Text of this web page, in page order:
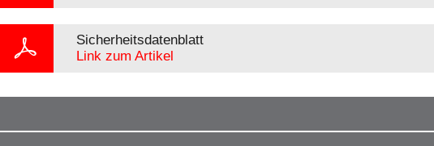
Sicherheitsdatenblatt
Link zum Artikel